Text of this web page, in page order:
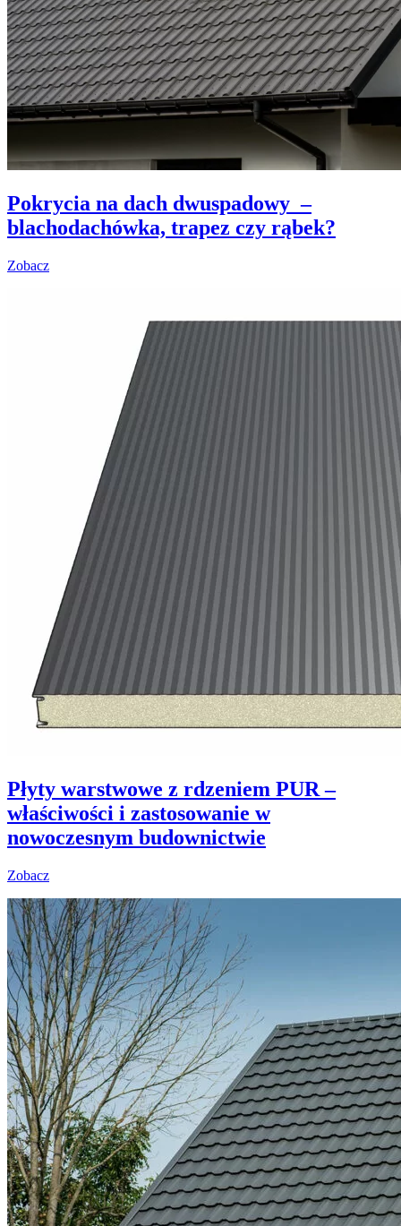
Pokrycia na dach dwuspadowy –
blachodachówka, trapez czy rąbek?
Zobacz
Płyty warstwowe z rdzeniem PUR –
właściwości i zastosowanie w
nowoczesnym budownictwie
Zobacz